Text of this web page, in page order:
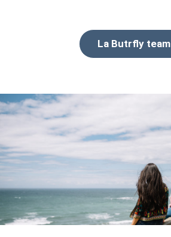
La Butrfly team